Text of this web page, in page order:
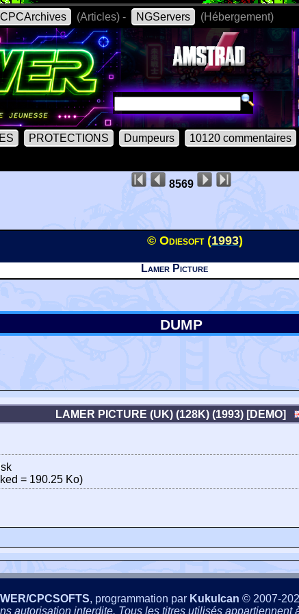
CPCArchives (Articles) - NGServers (Hébergement)
PROTECTIONS Dumpeurs 10120 commentaires
8569
© Odiesoft (1993)
Lamer Picture
DUMP
LAMER PICTURE (UK) (128K) (1993) [DEMO]
= 190.25 Ko)
CPCSOFTS, programmation par Kukulcan © 2007-
autorisation interdite. Tous les titres utilisés appartiennent